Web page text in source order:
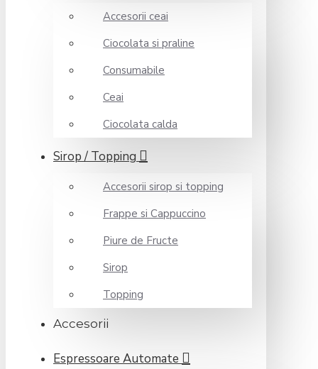
Accesorii ceai
Ciocolata si praline
Consumabile
Ceai
Ciocolata calda
Sirop / Topping
Accesorii sirop si topping
Frappe si Cappuccino
Piure de Fructe
Sirop
Topping
Accesorii
Espressoare Automate